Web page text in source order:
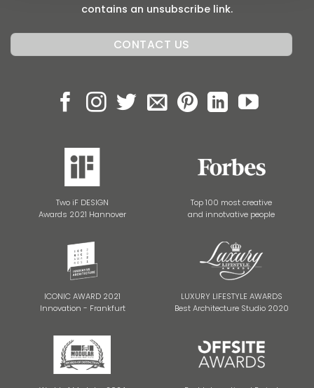
contains an unsubscribe link.
Two iF DESIGN
Awards 2021 Hannover
Top 100 most creative
and innotvative people
ICONIC AWARD 2021
Innovation - Frankfurt
LUXURY LIFESTYLE AWARDS
Best Architecture Studio 2020